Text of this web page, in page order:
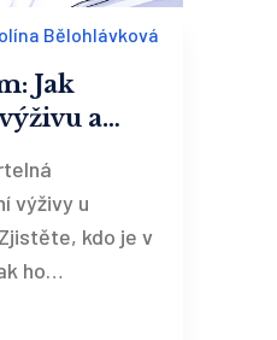
Bělohlávková
Jak
a
výživy u
kdo je v
ho